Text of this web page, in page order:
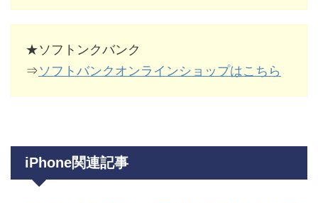
★ソフトンクバンク
⇒ソフトバンクオンラインショップはこちら
iPhone関連記事